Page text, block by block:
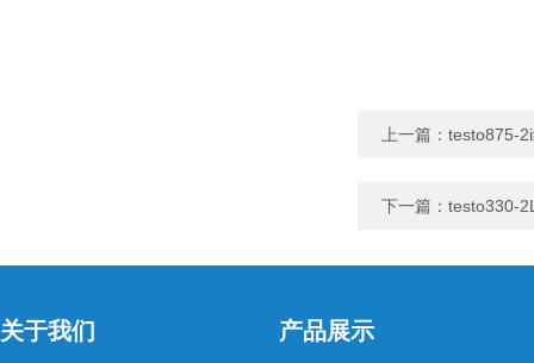
上一篇： testo875-
下一篇： testo330-
关于我们 产品展示